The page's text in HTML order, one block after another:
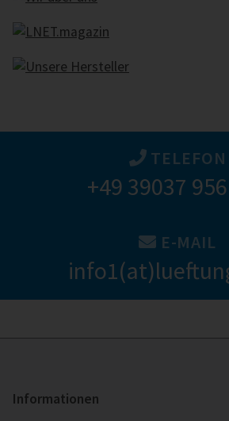
TELEFON
+49 39037
E-MAIL
Informationen